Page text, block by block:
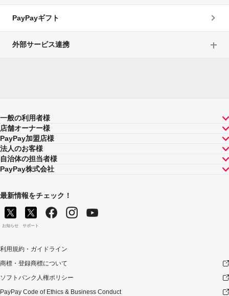
PayPayギフト
外部サービス連携
一般の利用者様
店舗オーナー様
PayPay加盟店様
法人のお客様
自治体の担当者様
PayPay株式会社
最新情報をチェック！
お知らせ サポート
利用規約・ガイドライン
商標・登録商標について
ソフトバンク人権ポリシー
PayPay Code of Ethics & Business Conduct